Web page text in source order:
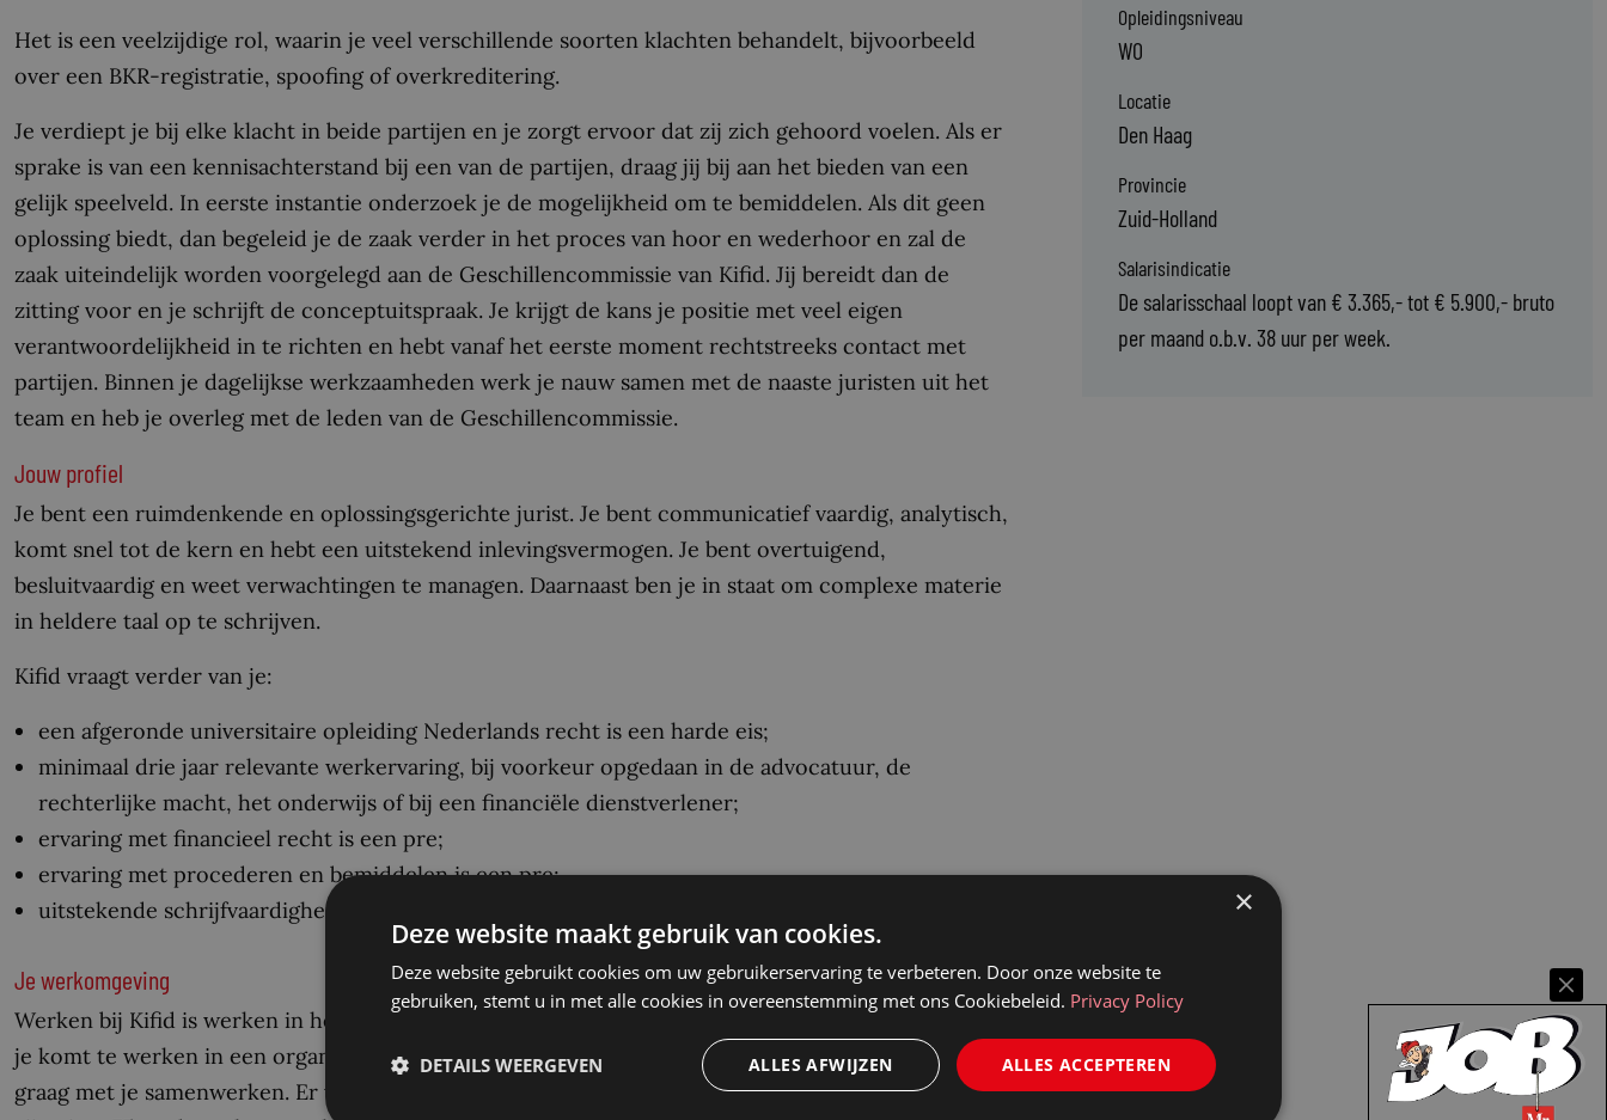
Het is een veelzijdige rol, waarin je veel verschillende soorten klachten behandelt, bijvoorbeeld
over een BKR-registratie, spoofing of overkreditering.
Je verdiept je bij elke klacht in beide partijen en je zorgt ervoor dat zij zich gehoord voelen. Als er
sprake is van een kennisachterstand bij een van de partijen, draag jij bij aan het bieden van een
gelijk speelveld. In eerste instantie onderzoek je de mogelijkheid om te bemiddelen. Als dit geen
oplossing biedt, dan begeleid je de zaak verder in het proces van hoor en wederhoor en zal de
zaak uiteindelijk worden voorgelegd aan de Geschillencommissie van Kifid. Jij bereidt dan de
zitting voor en je schrijft de conceptuitspraak. Je krijgt de kans je positie met veel eigen
verantwoordelijkheid in te richten en hebt vanaf het eerste moment rechtstreeks contact met
partijen. Binnen je dagelijkse werkzaamheden werk je nauw samen met de naaste juristen uit het
team en heb je overleg met de leden van de Geschillencommissie.
Jouw profiel
Je bent een ruimdenkende en oplossingsgerichte jurist. Je bent communicatief vaardig, analytisch,
komt snel tot de kern en hebt een uitstekend inlevingsvermogen. Je bent overtuigend,
besluitvaardig en weet verwachtingen te managen. Daarnaast ben je in staat om complexe materie
in heldere taal op te schrijven.
Kifid vraagt verder van je:
een afgeronde universitaire opleiding Nederlands recht is een harde eis;
minimaal drie jaar relevante werkervaring, bij voorkeur opgedaan in de advocatuur, de
rechterlijke macht, het onderwijs of bij een financiële dienstverlener;
ervaring met financieel recht is een pre;
ervaring met procederen en bemiddelen is een pre;
uitstekende schrijfvaardigheid.
Je werkomgeving
Werken bij Kifid is werken in het hart van de financiële dienstverlening. De cultuur is informeel en
je komt te werken in een organisatie vol proactieve, ambitieuze en klantgerichte professionals, die
graag met je samenwerken. Er wordt hard gewerkt, maar ook veel gelachen met elkaar. In totaal
Opleidingsniveau
WO
Locatie
Den Haag
Provincie
Zuid-Holland
Salarisindicatie
De salarisschaal loopt van € 3.365,- tot € 5.900,- bruto
per maand o.b.v. 38 uur per week.
×
Deze website maakt gebruik van cookies.
Deze website gebruikt cookies om uw gebruikerservaring te verbeteren. Door onze website te
gebruiken, stemt u in met alle cookies in overeenstemming met ons Cookiebeleid. Privacy Policy
ALLES ACCEPTEREN
ALLES AFWIJZEN
DETAILS WEERGEVEN